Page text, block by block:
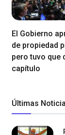
El Gobierno
de propiedad
pero tuvo que
capítulo
Últimas